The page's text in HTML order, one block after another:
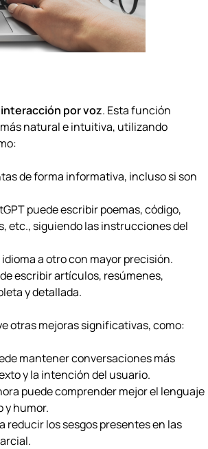
interacción por voz. Esta función
natural e intuitiva, utilizando
de forma informativa, incluso si son
puede escribir poemas, código,
etc., siguiendo las instrucciones del
a otro con mayor precisión.
escribir artículos, resúmenes,
y detallada.
otras mejoras significativas, como:
mantener conversaciones más
y la intención del usuario.
puede comprender mejor el lenguaje
y humor.
reducir los sesgos presentes en las